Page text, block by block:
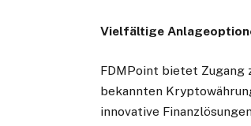
Vielfältige
FDMPoint bietet Zugang
bekannten
innovative